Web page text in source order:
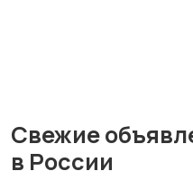
Свежие
в России